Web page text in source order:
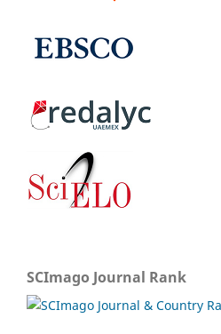
SCImago Journal Rank